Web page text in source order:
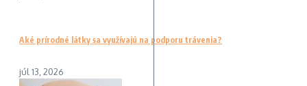
Aké prírodné látky sa využívajú na podporu trávenia?
júl 13, 2026